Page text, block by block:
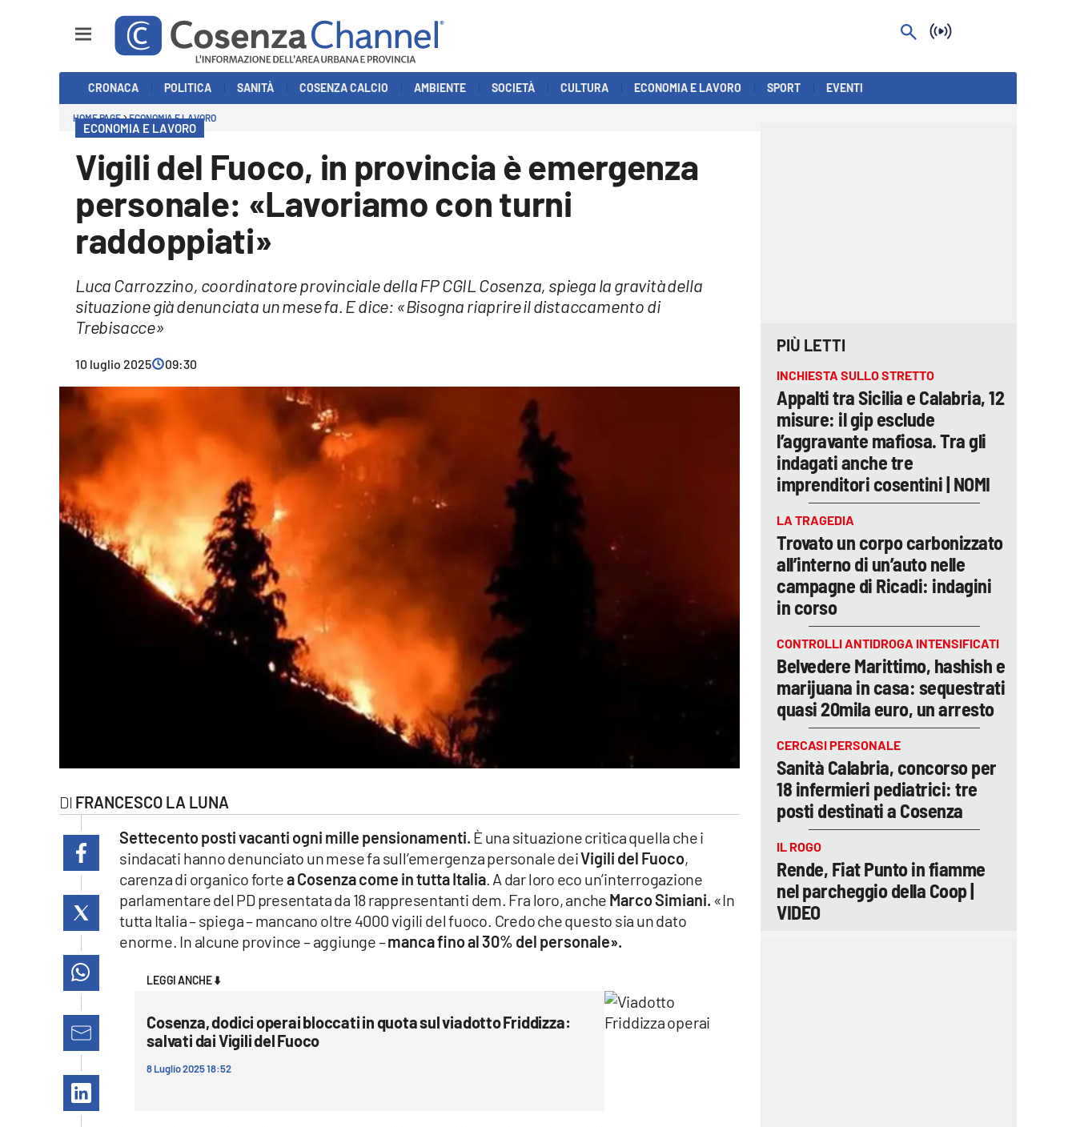
Economia e Lavoro
Lac Network
cosenzachannel.it
lacapitalenews.it
CRONACA POLITICA SANITÀ COSENZA CALCIO AMBIENTE SOCIETÀ CULTURA ECONOMIA E LAVORO SPORT EVENTI
HOME PAGE ECONOMIA E LAVORO
ECONOMIA E LAVORO
Vigili del Fuoco, in provincia è emergenza
personale: «Lavoriamo con turni
raddoppiati»
Luca Carrozzino, coordinatore provinciale della FP CGIL Cosenza, spiega la gravità della
situazione già denunciata un mese fa. E dice: «Bisogna riaprire il distaccamento di
Trebisacce»
10 luglio 2025 09:30
FRANCESCO LA LUNA
Settecento posti vacanti ogni mille pensionamenti. È una situazione critica quella che i
sindacati hanno denunciato un mese fa sull’emergenza personale deiVigili del Fuoco,
carenza di organico fortea Cosenza come in tutta Italia. A dar loro eco un’interrogazione
parlamentare del PD presentata da 18 rappresentanti dem. Fra loro, anche Marco Simiani. «In
tutta Italia – spiega – mancano oltre 4000 vigili del fuoco. Credo che questo sia un dato
enorme. In alcune province – aggiunge –manca fino al 30% del personale».
LEGGI ANCHE ⬇️
Cosenza, dodici operai bloccati in quota sul viadotto Friddizza:
salvati dai Vigili del Fuoco
8 Luglio 2025 18:52
PIÙ LETTI
INCHIESTA SULLO STRETTO
Appalti tra Sicilia e Calabria, 12
misure: il gip esclude
l’aggravante mafiosa. Tra gli
indagati anche tre
imprenditori cosentini | NOMI
LA TRAGEDIA
Trovato un corpo carbonizzato
all’interno di un’auto nelle
campagne di Ricadi: indagini
in corso
CONTROLLI ANTIDROGA INTENSIFICATI
Belvedere Marittimo, hashish e
marijuana in casa: sequestrati
quasi 20mila euro, un arresto
CERCASI PERSONALE
Sanità Calabria, concorso per
18 infermieri pediatrici: tre
posti destinati a Cosenza
IL ROGO
Rende, Fiat Punto in fiamme
nel parcheggio della Coop |
VIDEO